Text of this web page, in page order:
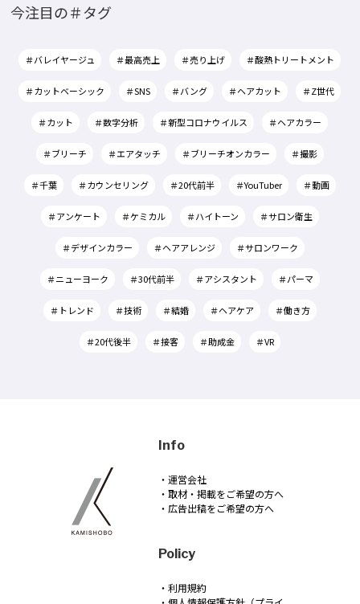
今注目の＃タグ
＃バレイヤージュ ＃最高売上 ＃売り上げ ＃酸熱トリートメント
＃カットベーシック ＃SNS ＃バング ＃ヘアカット ＃Z世代
＃カット ＃数字分析 ＃新型コロナウイルス ＃ヘアカラー
＃ブリーチ ＃エアタッチ ＃ブリーチオンカラー ＃撮影
＃千葉 ＃カウンセリング ＃20代前半 ＃YouTuber ＃動画
＃アンケート ＃ケミカル ＃ハイトーン ＃サロン衛生
＃デザインカラー ＃ヘアアレンジ ＃サロンワーク
＃ニューヨーク ＃30代前半 ＃アシスタント ＃パーマ
＃トレンド ＃技術 ＃結婚 ＃ヘアケア ＃働き方
＃20代後半 ＃接客 ＃助成金 ＃VR
Info
・運営会社
・取材・掲載をご希望の方へ
・広告出稿をご希望の方へ
Policy
・利用規約